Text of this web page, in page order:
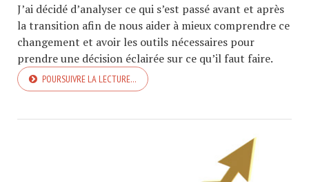
J’ai décidé d’analyser ce qui s’est passé avant et après
la transition afin de nous aider à mieux comprendre ce
changement et avoir les outils nécessaires pour
prendre une décision éclairée sur ce qu’il faut faire.
POURSUIVRE LA LECTURE…